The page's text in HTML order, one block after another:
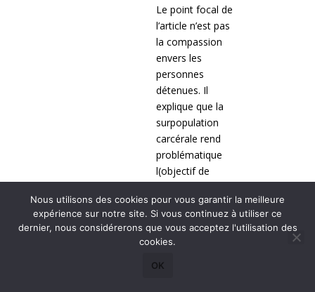
Le point focal de
l’article n’est pas
la compassion
envers les
personnes
détenues. Il
explique que la
surpopulation
carcérale rend
problématique
l(objectif de
accroît le risque
de récidive, donc
la probabilité
Il propose un
Nous utilisons des cookies pour vous garantir la meilleure
expérience sur notre site. Si vous continuez à utiliser ce
dernier, nous considérerons que vous acceptez l'utilisation des
cookies.
OK